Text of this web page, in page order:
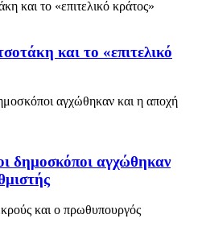
και το «επιτελικό
δημοσκόποι αγχώθηκαν